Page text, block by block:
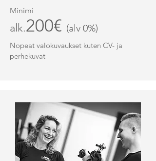
Minimi
alk.200€ (alv 0%)
Nopeat valokuvaukset kuten CV- ja
perhekuvat